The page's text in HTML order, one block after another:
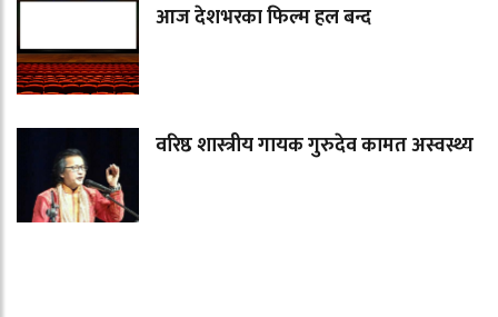
आज देशभरका फिल्म हल बन्द
वरिष्ठ शास्त्रीय गायक गुरुदेव कामत अस्वस्थ्य